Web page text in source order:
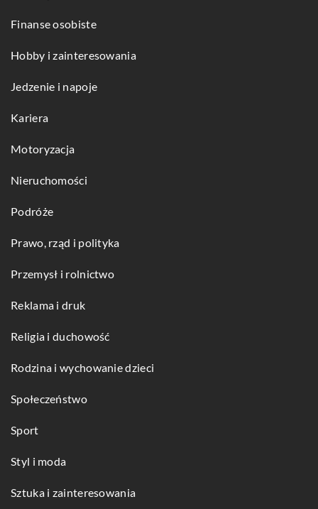
Finanse osobiste
Hobby i zainteresowania
Jedzenie i napoje
Kariera
Motoryzacja
Nieruchomości
Podróże
Prawo, rząd i polityka
Przemysł i rolnictwo
Reklama i druk
Religia i duchowość
Rodzina i wychowanie dzieci
Społeczeństwo
Sport
Styl i moda
Sztuka i zainteresowania